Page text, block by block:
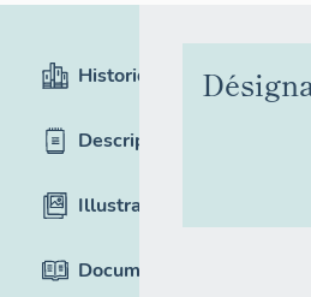
Historique
Description
Illustrations
Documentation